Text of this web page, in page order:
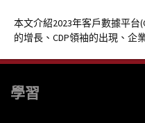
本文介紹2023年客戶數據平台
的增長、CDP領袖的出現、企
學習